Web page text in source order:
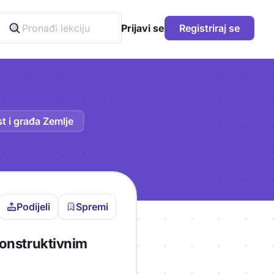
Prijavi se Registriraj se
i građa Zemlje
Podijeli Spremi
da bi pohranio